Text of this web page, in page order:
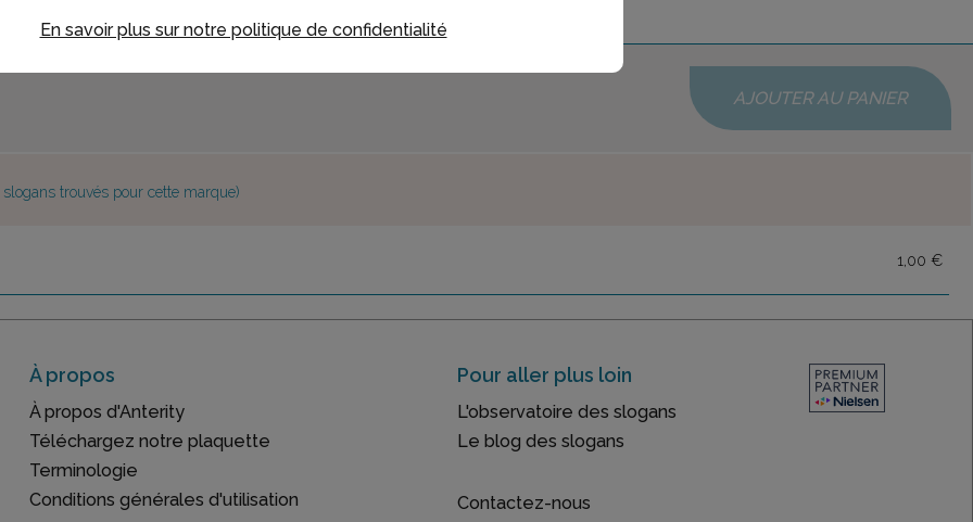
AJOUTER AU PANIER
trouvés pour cette marque)
1,00 €
À propos
À propos d'Anterity
Téléchargez notre plaquette
Terminologie
Conditions générales d'utilisation
Pour aller plus loin
L'observatoire des slogans
Le blog des slogans
Contactez-nous
En savoir plus sur notre politique de confidentialité